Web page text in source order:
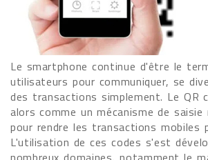
Le smartphone continue d'être le
utilisateurs pour communiquer, se
des transactions simplement. Le QR
alors comme un mécanisme de
pour rendre les transactions mobiles
L'utilisation de ces codes s'est